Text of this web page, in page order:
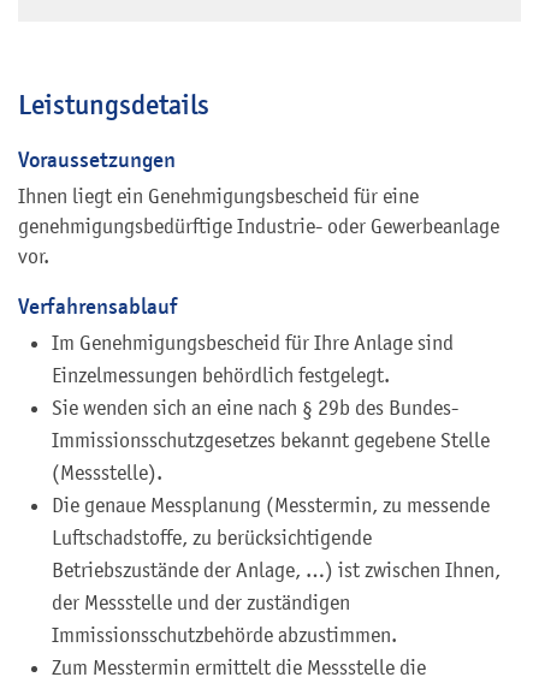
Leistungsdetails
Voraussetzungen
Ihnen liegt ein Genehmigungsbescheid für eine
genehmigungsbedürftige Industrie- oder Gewerbeanlage
vor.
Verfahrensablauf
Im Genehmigungsbescheid für Ihre Anlage sind
Einzelmessungen behördlich festgelegt.
Sie wenden sich an eine nach § 29b des Bundes-
Immissionsschutzgesetzes bekannt gegebene Stelle
(Messstelle).
Die genaue Messplanung (Messtermin, zu messende
Luftschadstoffe, zu berücksichtigende
Betriebszustände der Anlage, …) ist zwischen Ihnen,
der Messstelle und der zuständigen
Immissionsschutzbehörde abzustimmen.
Zum Messtermin ermittelt die Messstelle die